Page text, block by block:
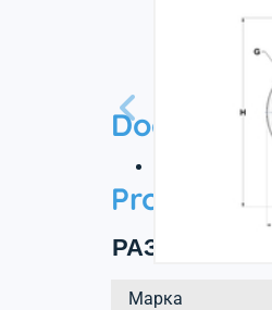
Технический
Product
РАЗМЕРЫ
Марка